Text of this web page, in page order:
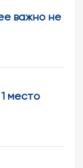
важно не
место